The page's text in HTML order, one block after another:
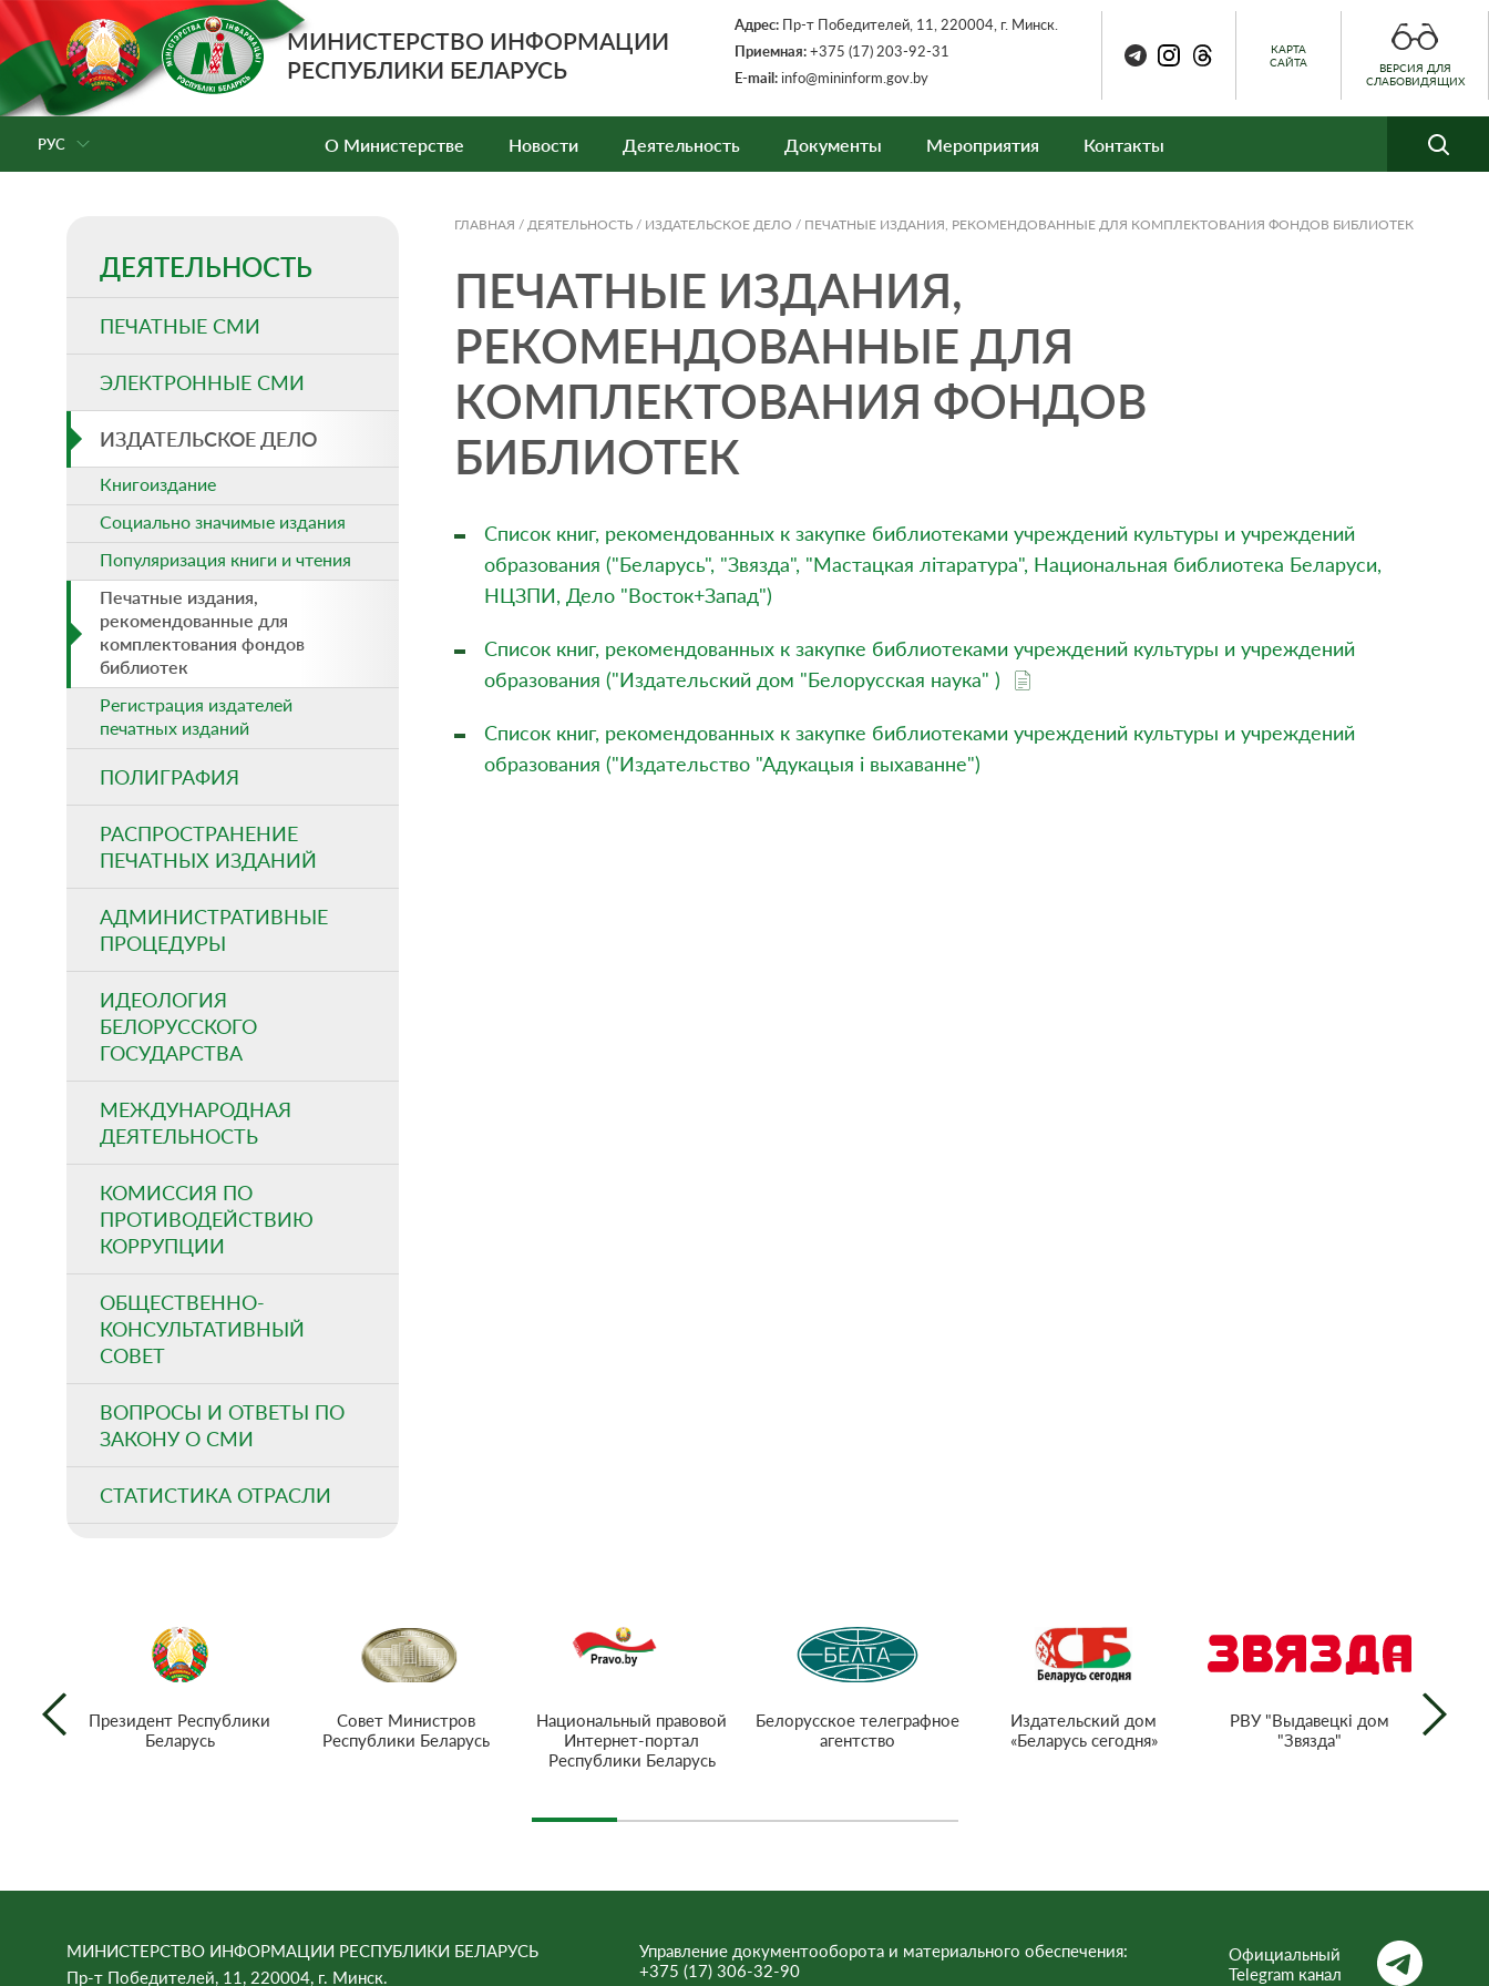
МИНИСТЕРСТВО ИНФОРМАЦИИ
РЕСПУБЛИКИ БЕЛАРУСЬ
Адрес: Пр-т Победителей, 11, 220004, г. Минск.
Приемная:+375 (17) 203-92-31
E-mail:info@mininform.gov.by
КАРТА
САЙТА
ВЕРСИЯ ДЛЯ
СЛАБОВИДЯЩИХ
РУС О Министерстве Новости Деятельность Документы Мероприятия Контакты
ДЕЯТЕЛЬНОСТЬ
ПЕЧАТНЫЕ СМИ
ЭЛЕКТРОННЫЕ СМИ
ИЗДАТЕЛЬСКОЕ ДЕЛО
Книгоиздание
Социально значимые издания
Популяризация книги и чтения
Печатные издания,
рекомендованные для
комплектования фондов
библиотек
Регистрация издателей
печатных изданий
ПОЛИГРАФИЯ
РАСПРОСТРАНЕНИЕ
ПЕЧАТНЫХ ИЗДАНИЙ
АДМИНИСТРАТИВНЫЕ
ПРОЦЕДУРЫ
ИДЕОЛОГИЯ
БЕЛОРУССКОГО
ГОСУДАРСТВА
МЕЖДУНАРОДНАЯ
ДЕЯТЕЛЬНОСТЬ
КОМИССИЯ ПО
ПРОТИВОДЕЙСТВИЮ
КОРРУПЦИИ
ОБЩЕСТВЕННО-
КОНСУЛЬТАТИВНЫЙ
СОВЕТ
ВОПРОСЫ И ОТВЕТЫ ПО
ЗАКОНУ О СМИ
СТАТИСТИКА ОТРАСЛИ
ГЛАВНАЯ / ДЕЯТЕЛЬНОСТЬ / ИЗДАТЕЛЬСКОЕ ДЕЛО / ПЕЧАТНЫЕ ИЗДАНИЯ, РЕКОМЕНДОВАННЫЕ ДЛЯ КОМПЛЕКТОВАНИЯ ФОНДОВ БИБЛИОТЕК
ПЕЧАТНЫЕ ИЗДАНИЯ,
РЕКОМЕНДОВАННЫЕ ДЛЯ
КОМПЛЕКТОВАНИЯ ФОНДОВ
БИБЛИОТЕК
Список книг, рекомендованных к закупке библиотеками учреждений культуры и учреждений
образования ("Беларусь", "Звязда", "Мастацкая літаратура", Национальная библиотека Беларуси,
НЦЗПИ, Дело "Восток+Запад")
Список книг, рекомендованных к закупке библиотеками учреждений культуры и учреждений
образования ("Издательский дом "Белорусская наука" )
Список книг, рекомендованных к закупке библиотеками учреждений культуры и учреждений
образования ("Издательство "Адукацыя і выхаванне")
Президент Республики
Беларусь
Совет Министров
Республики Беларусь
Национальный правовой
Интернет-портал
Республики Беларусь
Белорусское телеграфное
агентство
Издательский дом
«Беларусь сегодня»
РВУ "Выдавецкі дом
"Звязда"
МИНИСТЕРСТВО ИНФОРМАЦИИ РЕСПУБЛИКИ БЕЛАРУСЬ
Пр-т Победителей, 11, 220004, г. Минск.
Управление документооборота и материального обеспечения:
+375 (17) 306-32-90
Официальный
Telegram канал